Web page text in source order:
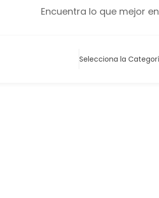
Encuentra lo que mejor
Selecciona la